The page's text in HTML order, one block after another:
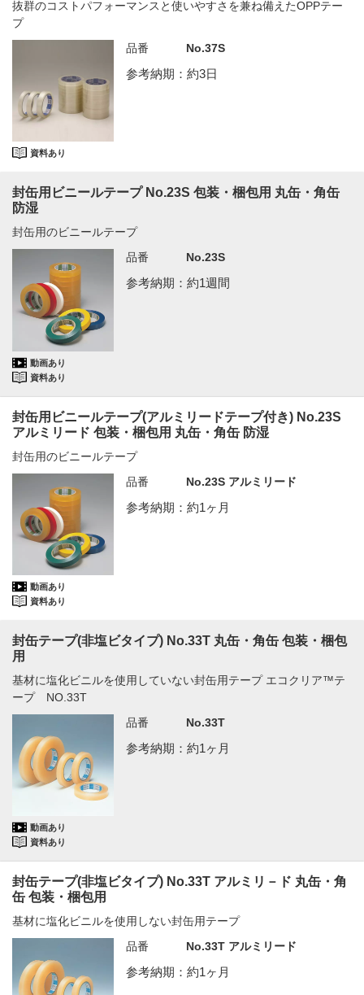
抜群のコストパフォーマンスと使いやすさを兼ね備えたOPPテー
プ
資料あり
品番 No.37S
参考納期：約3日
封缶用ビニールテープ No.23S 包装・梱包用 丸缶・角缶
防湿
封缶用のビニールテープ
動画あり
資料あり
品番 No.23S
参考納期：約1週間
封缶用ビニールテープ(アルミリードテープ付き) No.23S
アルミリード 包装・梱包用 丸缶・角缶 防湿
封缶用のビニールテープ
動画あり
資料あり
品番 No.23S アルミリード
参考納期：約1ヶ月
封缶テープ(非塩ビタイプ) No.33T 丸缶・角缶 包装・梱包
用
基材に塩化ビニルを使用していない封缶用テープ エコクリア™テ
ープ NO.33T
動画あり
資料あり
品番 No.33T
参考納期：約1ヶ月
封缶テープ(非塩ビタイプ) No.33T アルミリ－ド 丸缶・角
缶 包装・梱包用
基材に塩化ビニルを使用しない封缶用テープ
品番
No.33T アルミリード
参考納期：約1ヶ月